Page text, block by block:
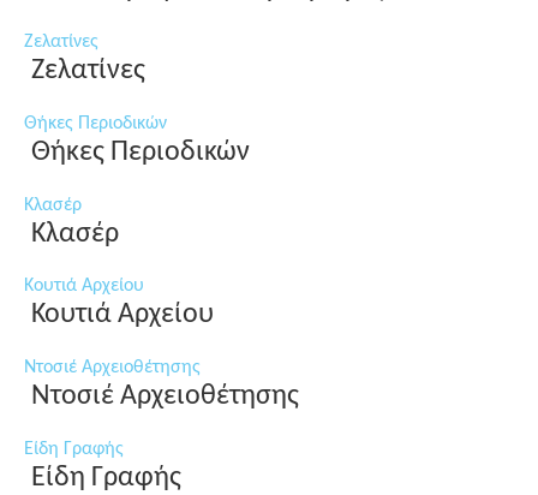
Ζελατίνες
Ζελατίνες
Θήκες Περιοδικών
Θήκες Περιοδικών
Κλασέρ
Κλασέρ
Κουτιά Αρχείου
Κουτιά Αρχείου
Ντοσιέ Αρχειοθέτησης
Ντοσιέ Αρχειοθέτησης
Είδη Γραφής
Είδη Γραφής